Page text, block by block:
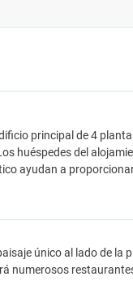
principal de 4
huéspedes del
ayudan a
único al lado de la
numerosos